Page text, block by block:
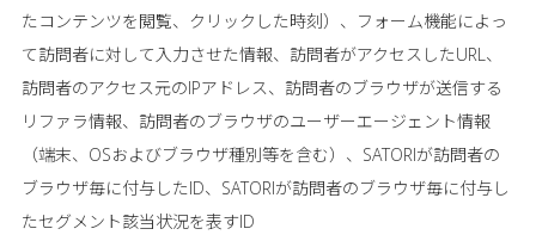
たコンテンツを閲覧、クリックした時刻）、フォーム機能によっ
て訪問者に対して入力させた情報、訪問者がアクセスしたURL、
訪問者のアクセス元のIPアドレス、訪問者のブラウザが送信する
リファラ情報、訪問者のブラウザのユーザーエージェント情報
（端末、OSおよびブラウザ種別等を含む）、SATORIが訪問者の
ブラウザ毎に付与したID、SATORIが訪問者のブラウザ毎に付与し
たセグメント該当状況を表すID